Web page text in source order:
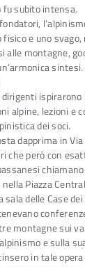
fu subito intensa.
fisico e uno
alle montagne,
sintesi.
alpine, lezioni e
dei soci.
dapprima in
che però con
chiamano
Piazza
sala delle Case
montagne sui
e sulla
in tale